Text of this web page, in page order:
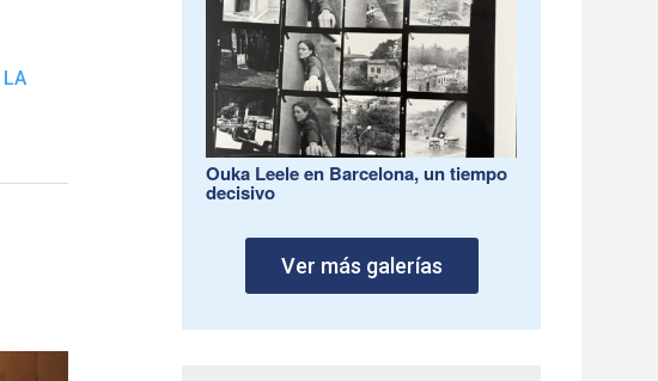
LA
Ouka Leele en Barcelona, un tiempo
decisivo
Ver más galerías